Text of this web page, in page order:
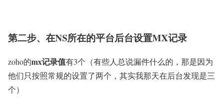
第二步、在NS所在的平台后台设置MX记录
zoho的mx记录值有3个（有些人总说漏件什么的，那是因为
他们只按照常规的设置了两个，其实我那天在后台发现是三
个）